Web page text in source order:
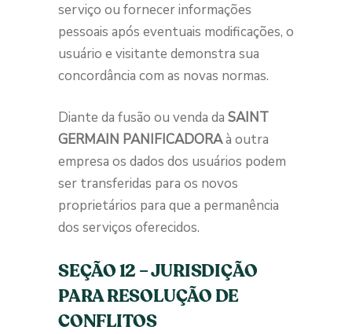
serviço ou fornecer informações
pessoais após eventuais modificações, o
usuário e visitante demonstra sua
concordância com as novas normas.
Diante da fusão ou venda da SAINT
GERMAIN PANIFICADORAà outra
empresa os dados dos usuários podem
ser transferidas para os novos
proprietários para que a permanência
dos serviços oferecidos.
SEÇÃO 12 – JURISDIÇÃO
PARA RESOLUÇÃO DE
CONFLITOS